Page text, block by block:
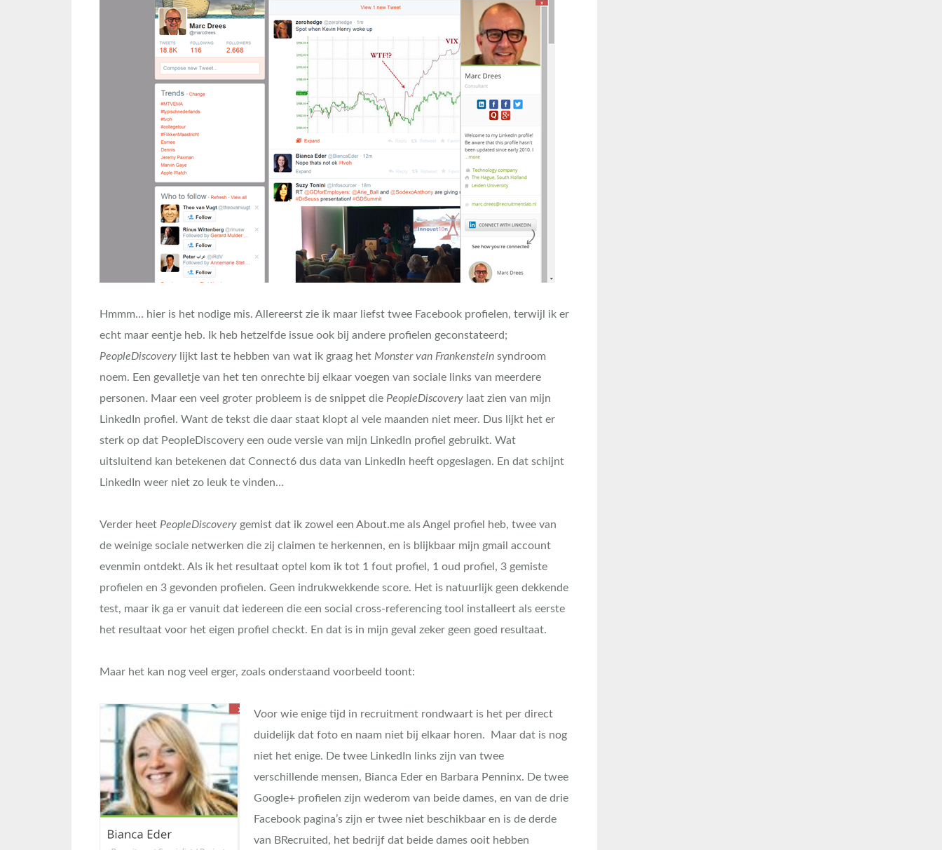
Hmmm… hier is het nodige mis. Allereerst zie ik maar liefst twee Facebook profielen, terwijl ik er
echt maar eentje heb. Ik heb hetzelfde issue ook bij andere profielen geconstateerd;
PeopleDiscovery lijkt last te hebben van wat ik graag het Monster van Frankenstein syndroom
noem. Een gevalletje van het ten onrechte bij elkaar voegen van sociale links van meerdere
personen. Maar een veel groter probleem is de snippet die PeopleDiscovery laat zien van mijn
LinkedIn profiel. Want de tekst die daar staat klopt al vele maanden niet meer. Dus lijkt het er
sterk op dat PeopleDiscovery een oude versie van mijn LinkedIn profiel gebruikt. Wat
uitsluitend kan betekenen dat Connect6 dus data van LinkedIn heeft opgeslagen. En dat schijnt
LinkedIn weer niet zo leuk te vinden…
Verder heet PeopleDiscovery gemist dat ik zowel een About.me als Angel profiel heb, twee van
de weinige sociale netwerken die zij claimen te herkennen, en is blijkbaar mijn gmail account
evenmin ontdekt. Als ik het resultaat optel kom ik tot 1 fout profiel, 1 oud profiel, 3 gemiste
profielen en 3 gevonden profielen. Geen indrukwekkende score. Het is natuurlijk geen dekkende
test, maar ik ga er vanuit dat iedereen die een social cross-referencing tool installeert als eerste
het resultaat voor het eigen profiel checkt. En dat is in mijn geval zeker geen goed resultaat.
Maar het kan nog veel erger, zoals onderstaand voorbeeld toont:
Voor wie enige tijd in recruitment rondwaart is het per direct
duidelijk dat foto en naam niet bij elkaar horen. Maar dat is nog
niet het enige. De twee LinkedIn links zijn van twee
verschillende mensen, Bianca Eder en Barbara Penninx. De twee
Google+ profielen zijn wederom van beide dames, en van de drie
Facebook pagina’s zijn er twee niet beschikbaar en is de derde
van BRecruited, het bedrijf dat beide dames ooit hebben